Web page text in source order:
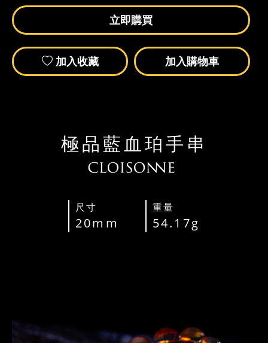
立即購買
加入收藏 加入購物車
極品藍血珀手串
尺寸
20mm
重量
54.17g